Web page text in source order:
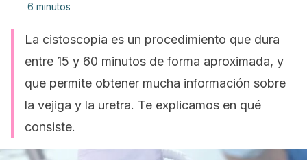
6 minutos
La cistoscopia es un procedimiento que dura
entre 15 y 60 minutos de forma aproximada, y
que permite obtener mucha información sobre
la vejiga y la uretra. Te explicamos en qué
consiste.